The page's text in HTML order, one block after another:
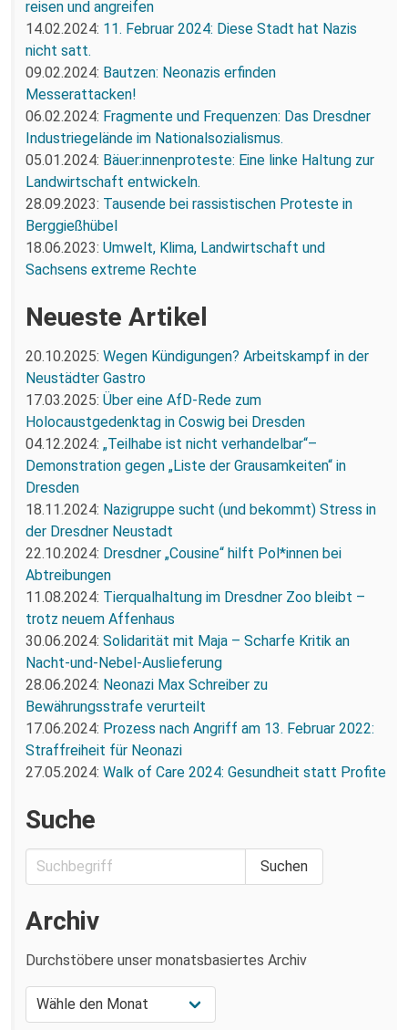
reisen und angreifen
14.02.2024: 11. Februar 2024: Diese Stadt hat Nazis
nicht satt.
09.02.2024: Bautzen: Neonazis erfinden
Messerattacken!
06.02.2024: Fragmente und Frequenzen: Das Dresdner
Industriegelände im Nationalsozialismus.
05.01.2024: Bäuer:innenproteste: Eine linke Haltung zur
Landwirtschaft entwickeln.
28.09.2023: Tausende bei rassistischen Proteste in
Berggießhübel
18.06.2023: Umwelt, Klima, Landwirtschaft und
Sachsens extreme Rechte
Neueste Artikel
20.10.2025: Wegen Kündigungen? Arbeitskampf in der
Neustädter Gastro
17.03.2025: Über eine AfD-Rede zum
Holocaustgedenktag in Coswig bei Dresden
04.12.2024: „Teilhabe ist nicht verhandelbar“–
Demonstration gegen „Liste der Grausamkeiten“ in
Dresden
18.11.2024: Nazigruppe sucht (und bekommt) Stress in
der Dresdner Neustadt
22.10.2024: Dresdner „Cousine“ hilft Pol*innen bei
Abtreibungen
11.08.2024: Tierqualhaltung im Dresdner Zoo bleibt –
trotz neuem Affenhaus
30.06.2024: Solidarität mit Maja – Scharfe Kritik an
Nacht-und-Nebel-Auslieferung
28.06.2024: Neonazi Max Schreiber zu
Bewährungsstrafe verurteilt
17.06.2024: Prozess nach Angriff am 13. Februar 2022:
Straffreiheit für Neonazi
27.05.2024: Walk of Care 2024: Gesundheit statt Profite
Suche
Archiv
Durchstöbere unser monatsbasiertes Archiv